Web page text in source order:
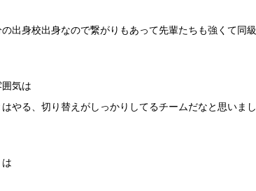
出身校出身なので繋がりもあって先輩たちも強くて同級
気は
やる、切り替えがしっかりしてるチームだなと思いまし